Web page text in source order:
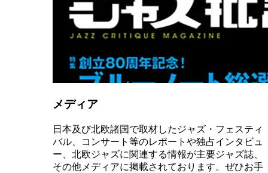
メディア
日本及び北欧諸国で取材したジャズ・フェスティ
バル、コンサート等のレポートや独占インタビュ
ー、北欧ジャズに関連する情報が主要ジャズ誌、
その他メディアに掲載されております。ぜひお手